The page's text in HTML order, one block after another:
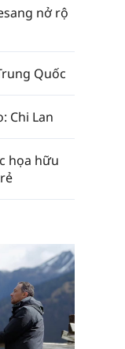
nở rộ
Quốc
Chi Lan
họa hữu